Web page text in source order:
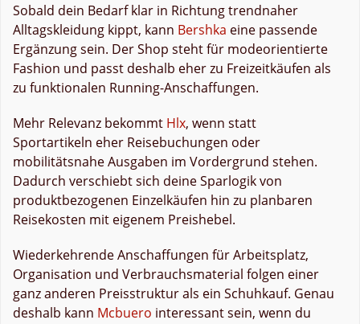
Sobald dein Bedarf klar in Richtung trendnaher
Alltagskleidung kippt, kann Bershka eine passende
Ergänzung sein. Der Shop steht für modeorientierte
Fashion und passt deshalb eher zu Freizeitkäufen als
zu funktionalen Running-Anschaffungen.
Mehr Relevanz bekommt Hlx, wenn statt
Sportartikeln eher Reisebuchungen oder
mobilitätsnahe Ausgaben im Vordergrund stehen.
Dadurch verschiebt sich deine Sparlogik von
produktbezogenen Einzelkäufen hin zu planbaren
Reisekosten mit eigenem Preishebel.
Wiederkehrende Anschaffungen für Arbeitsplatz,
Organisation und Verbrauchsmaterial folgen einer
ganz anderen Preisstruktur als ein Schuhkauf. Genau
deshalb kann Mcbuero interessant sein, wenn du